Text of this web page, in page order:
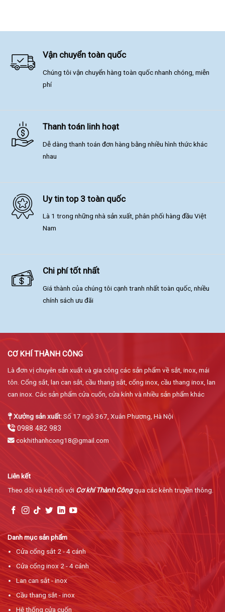
Vận chuyển toàn quốc
Chúng tôi vận chuyển hàng toàn quốc nhanh chóng, miễn
phí
Thanh toán linh hoạt
Dễ dàng thanh toán đơn hàng bằng nhiều hình thức khác
nhau
Uy tin top 3 toàn quốc
Là 1 trong những nhà sản xuất, phân phối hàng đầu Việt
Nam
Chi phí tốt nhất
Giá thành của chúng tôi cạnh tranh nhất toàn quốc, nhiều
chính sách ưu đãi
CƠ KHÍ THÀNH CÔNG
Là đơn vị chuyên sản xuất và gia công các sản phẩm về sắt, inox, mái
tôn. Cổng sắt, lan can sắt, cầu thang sắt, cổng inox, cầu thang inox, lan
can inox. Các sản phẩm cửa cuốn, cửa kính và nhiều sản phẩm khác
Xưởng sản xuất:Số 17 ngõ 367, Xuân Phương, Hà Nội
0988 482 983
cokhithanhcong18@gmail.com
Danh mục sản phẩm
Cửa cổng sắt 2 - 4 cánh
Cửa cổng inox 2 - 4 cánh
Lan can sắt - inox
Cầu thang sắt - inox
Hệ thống cửa cuốn
Liên kết
Theo dõi và kết nối với Cơ khí Thành Côngqua các kênh truyền thông.